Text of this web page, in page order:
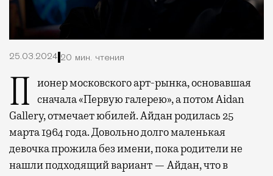
25.03.2024 20 мин. чтения
Пионер московского арт-рынка, основавшая сначала «Первую галерею», а потом Aidan
Gallery, отмечает юбилей. Айдан родилась 25
марта 1964 года. Довольно долго маленькая
девочка прожила без имени, пока родители не
нашли подходящий вариант — Айдан, что в